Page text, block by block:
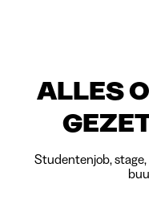
ALLES
Studentenjob,